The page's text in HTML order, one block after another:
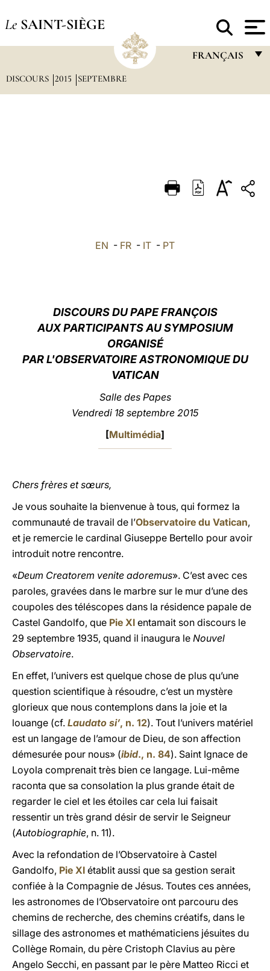
Le SAINT-SIÈGE
FRANÇAIS
DEUTSCH
DISCOURS 2015 SEPTEMBRE
EN - FR - IT - PT
DISCOURS DU PAPE FRANÇOIS
AUX PARTICIPANTS AU SYMPOSIUM
ORGANISÉ
PAR L'OBSERVATOIRE ASTRONOMIQUE DU
VATICAN
Salle des Papes
Vendredi 18 septembre 2015
[Multimédia]
Chers frères et sœurs,
Je vous souhaite la bienvenue à tous, qui formez la
communauté de travail de l’Observatoire du Vatican,
et je remercie le cardinal Giuseppe Bertello pour avoir
introduit notre rencontre.
«Deum Creatorem venite adoremus». C’est avec ces
paroles, gravées dans le marbre sur le mur d’une des
coupoles des téléscopes dans la résidence papale de
Castel Gandolfo, que Pie XI entamait son discours le
29 septembre 1935, quand il inaugura le Nouvel
Observatoire.
En effet, l’univers est quelque chose de plus qu’une
question scientifique à résoudre, c’est un mystère
glorieux que nous contemplons dans la joie et la
louange (cf. Laudato si’, n. 12). Tout l’univers matériel
est un langage de l’amour de Dieu, de son affection
démesurée pour nous» (ibid., n. 84). Saint Ignace de
Loyola comprenait très bien ce langage. Lui-même
raconta que sa consolation la plus grande était de
regarder le ciel et les étoiles car cela lui faisait
ressentir un très grand désir de servir le Seigneur
(Autobiographie, n. 11).
Avec la refondation de l’Observatoire à Castel
Gandolfo, Pie XI établit aussi que sa gestion serait
confiée à la Compagnie de Jésus. Toutes ces années,
les astronomes de l’Observatoire ont parcouru des
chemins de recherche, des chemins créatifs, dans le
sillage des astronomes et mathématiciens jésuites du
Collège Romain, du père Cristoph Clavius au père
Angelo Secchi, en passant par le père Matteo Ricci et